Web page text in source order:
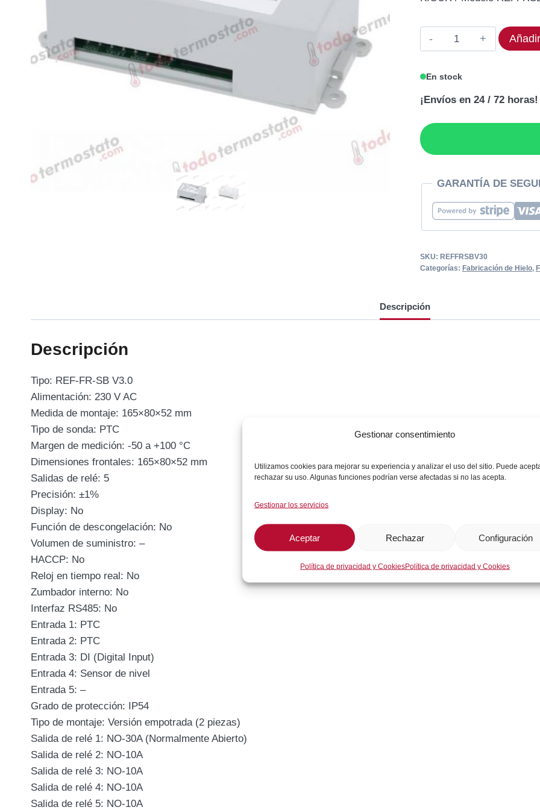
Gestionar consentimiento
Utilizamos cookies para mejorar su experiencia y analizar el uso del sitio. Puede
rechazar su uso. Algunas funciones podrían verse afectadas si no las acepta.
Gestionar los servicios
Aceptar Rechazar Configuración
Política de privacidad y CookiesPolítica de privacidad y Cookies
era:
157,22€.
es:
Controlador
KIOUR
FR-
SB
+100°C
En stock
¡Envíos en 24 / 72 horas!
GARANTÍA DE
SKU: REFFRSBV30
Categorías: Fabricación de Hielo,
Descripción
Descripción
Tipo: REF-FR-SB V3.0
Alimentación: 230 V AC
Medida de montaje: 165×80×52 mm
Tipo de sonda: PTC
Margen de medición: -50 a +100 °C
Dimensiones frontales: 165×80×52 mm
Salidas de relé: 5
Precisión: ±1%
Display: No
Función de descongelación: No
Volumen de suministro: –
HACCP: No
Reloj en tiempo real: No
Zumbador interno: No
Interfaz RS485: No
Entrada 1: PTC
Entrada 2: PTC
Entrada 3: DI (Digital Input)
Entrada 4: Sensor de nivel
Entrada 5: –
Grado de protección: IP54
Tipo de montaje: Versión empotrada (2 piezas)
Salida de relé 1: NO-30A (Normalmente Abierto)
Salida de relé 2: NO-10A
Salida de relé 3: NO-10A
Salida de relé 4: NO-10A
Salida de relé 5: NO-10A